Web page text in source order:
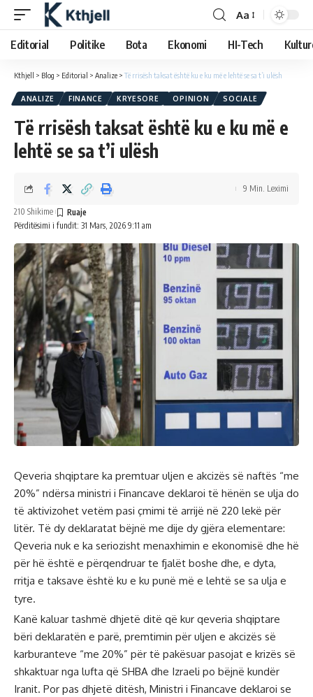
Aa
Editorial Politike Bota Ekonomi HI-Tech
Kthjell > Blog > Editorial > Analize > Të rrisësh taksat është ku e ku më e lehtë se sa t’i ulësh
ANALIZE FINANCE KRYESORE OPINION SOCIALE
Të rrisësh taksat është ku e ku më e
lehtë se sa t’i ulësh
Përditësimi i fundit: 31 Mars, 2026 9:11 am
210 Shikime
9 Min. Leximi
Qeveria shqiptare ka premtuar uljen e akcizës së naftës “me
20%” ndërsa ministri i Financave deklaroi të hënën se ulja do
të aktivizohet vetëm pasi çmimi të arrijë në 220 lekë për
litër. Të dy deklaratat bëjnë me dije dy gjëra elementare:
Qeveria nuk e ka seriozisht menaxhimin e ekonomisë dhe hë
për hë është e përqendruar te fjalët boshe dhe, e dyta,
rritja e taksave është ku e ku punë më e lehtë se sa ulja e
tyre.
Kanë kaluar tashmë dhjetë ditë që kur qeveria shqiptare
bëri deklaratën e parë, premtimin për uljen e akcizës së
karburanteve “me 20%” për të pakësuar pasojat e krizës së
shkaktuar nga lufta që SHBA dhe Izraeli po bëjnë kundër
Iranit. Por pas dhjetë ditësh, Ministri i Financave deklaroi se